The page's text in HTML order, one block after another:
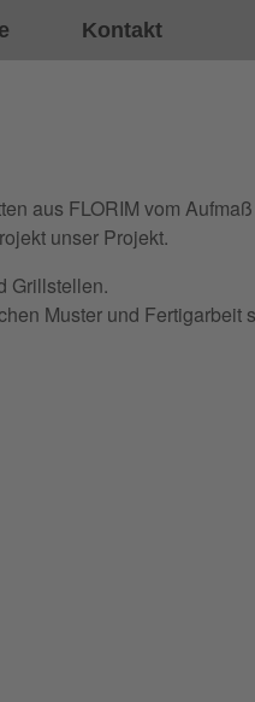
Kontakt
aus FLORIM vom
unser Projekt.
Grillstellen.
Muster und Fertigarbeit